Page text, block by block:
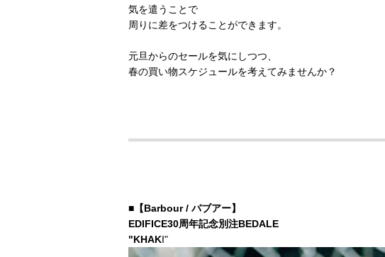
気を遣うことで
周りに差をつけることができます。
元旦からのセールを気にしつつ、
春の買い物スケジュールを考えてみませんか ？
■【Barbour / バブアー】
EDIFICE30周年記念別注BEDALE
"KHAKI"